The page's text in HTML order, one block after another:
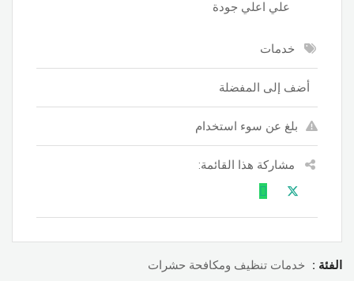
علي اعلي جودة
خدمات
أضف إلى المفضلة
بلغ عن سوء استخدام
مشاركة هذا القائمة:
الفئة : خدمات تنظيف ومكافحة حشرات